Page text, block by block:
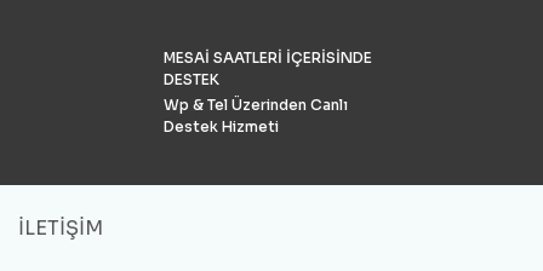
MESAİ SAATLERİ İÇERİSİNDE
DESTEK
Wp & Tel Üzerinden Canlı
Destek Hizmeti
İLETİŞİM